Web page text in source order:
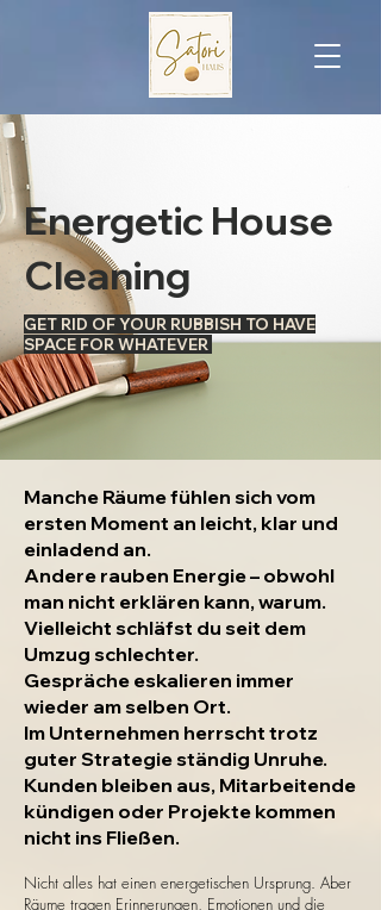
Energetic House
Cleaning
GET RID OF YOUR RUBBISH TO HAVE
SPACE FOR WHATEVER
Manche Räume fühlen sich vom
ersten Moment an leicht, klar und
einladend an.
Andere rauben Energie – obwohl
man nicht erklären kann, warum.
Vielleicht schläfst du seit dem
Umzug schlechter.
Gespräche eskalieren immer
wieder am selben Ort.
Im Unternehmen herrscht trotz
guter Strategie ständig Unruhe.
Kunden bleiben aus, Mitarbeitende
kündigen oder Projekte kommen
nicht ins Fließen.
Nicht alles hat einen energetischen Ursprung. Aber
Räume tragen Erinnerungen, Emotionen und die